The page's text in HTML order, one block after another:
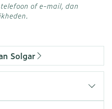
of e-mail, dan
Solgar